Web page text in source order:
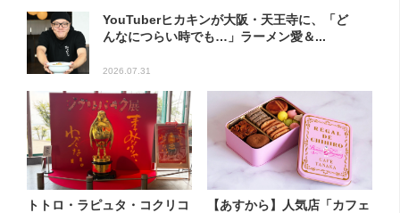
YouTuberヒカキンが大阪・天王寺に、「ど
んなにつらい時でも…」ラーメン愛＆...
2026.07.31
トトロ・ラピュタ・コクリコ
【あすから】人気店「カフェ